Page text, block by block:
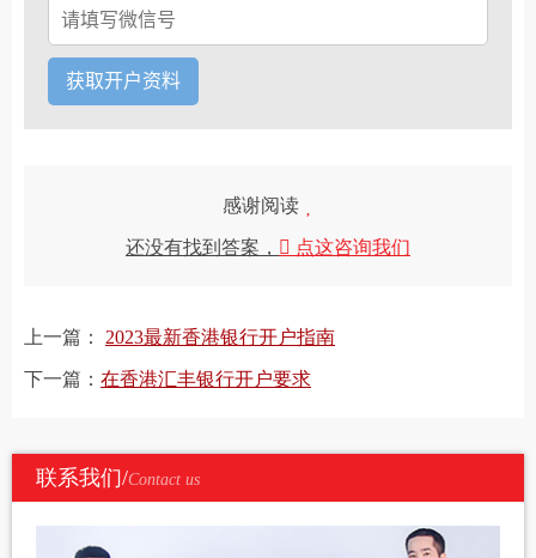
感谢阅读
还没有找到答案， 点这咨询我们
上一篇： 2023最新香港银行开户指南
下一篇： 在香港汇丰银行开户要求
联系我们/Contact us